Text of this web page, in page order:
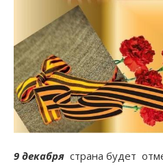
9 декабря страна будет